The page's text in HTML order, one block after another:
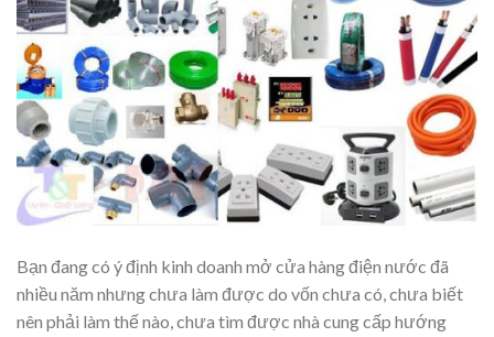
Bạn đang có ý định kinh doanh mở cửa hàng điện nước đã
nhiều năm nhưng chưa làm được do vốn chưa có, chưa biết
nên phải làm thế nào, chưa tìm được nhà cung cấp hướng